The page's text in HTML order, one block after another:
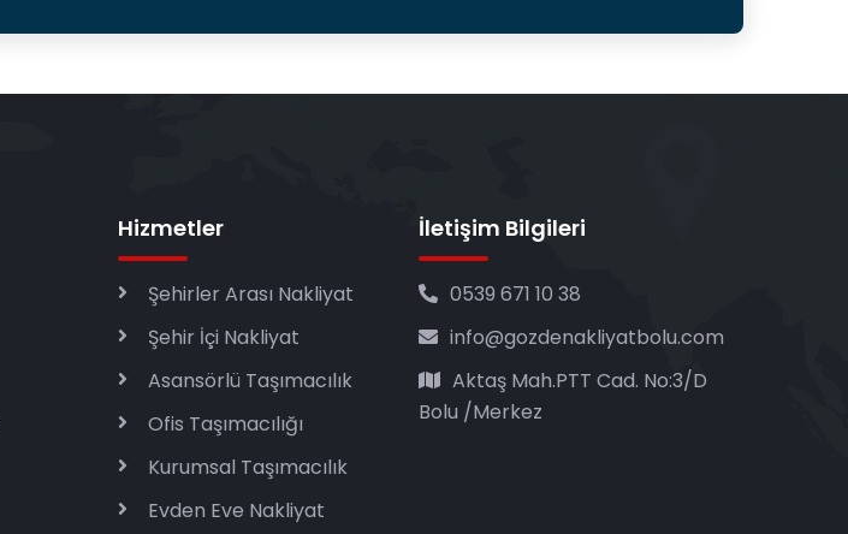
Hizmetler
Şehirler Arası Nakliyat
Şehir İçi Nakliyat
Asansörlü Taşımacılık
Ofis Taşımacılığı
Kurumsal Taşımacılık
Evden Eve Nakliyat
İletişim Bilgileri
0539 671 10 38
info@gozdenakliyatbolu.com
Aktaş Mah.PTT Cad. No:3/D
Bolu /Merkez